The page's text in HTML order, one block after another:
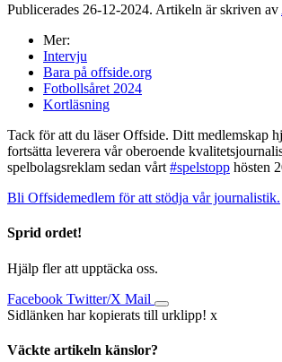
Publicerades 26-12-2024. Artikeln är skriven av
Mer:
Intervju
Bara på offside.org
Fotbollsåret 2024
Kortläsning
Tack för att du läser Offside. Ditt medlemskap
fortsätta leverera vår oberoende
spelbolagsreklam sedan vårt #spelstopp hösten
Bli Offsidemedlem för att stödja vår journalistik.
Sprid ordet!
Hjälp fler att upptäcka oss.
Facebook Twitter/X Mail
Sidlänken har kopierats till urklipp! x
Väckte artikeln känslor?